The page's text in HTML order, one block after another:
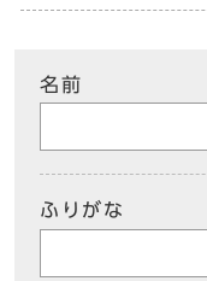
名前
ふりがな